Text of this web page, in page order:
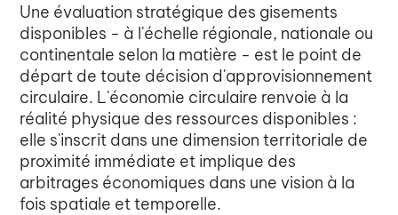
Une évaluation stratégique des gisements
disponibles - à l'échelle régionale, nationale ou
continentale selon la matière - est le point de
départ de toute décision d'approvisionnement
circulaire. L'économie circulaire renvoie à la
réalité physique des ressources disponibles :
elle s'inscrit dans une dimension territoriale de
proximité immédiate et implique des
arbitrages économiques dans une vision à la
fois spatiale et temporelle.